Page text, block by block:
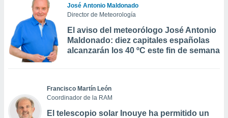
José Antonio Maldonado
Director de Meteorología
El aviso del meteorólogo José Antonio
Maldonado: diez capitales españolas
alcanzarán los 40 ºC este fin de semana
Francisco Martín León
Coordinador de la RAM
El telescopio solar Inouye ha permitido un